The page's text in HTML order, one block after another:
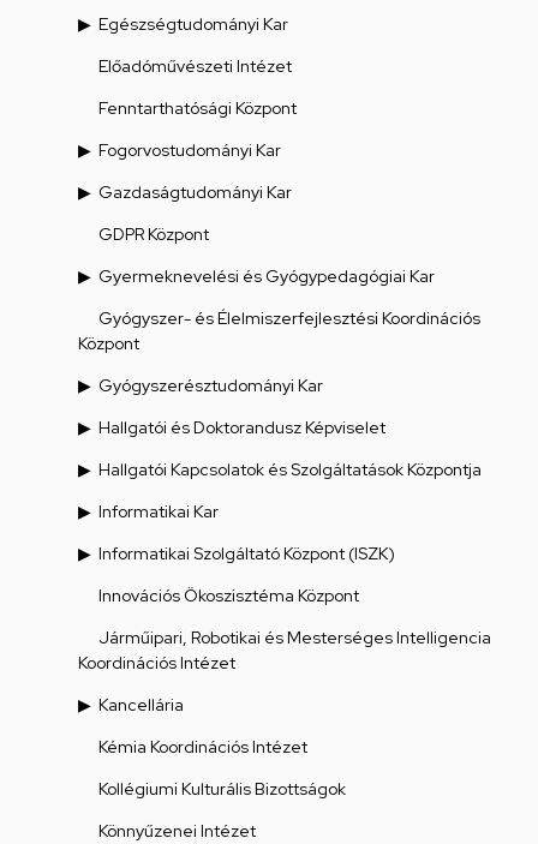
Egészségtudományi Kar
Előadóművészeti Intézet
Fenntarthatósági Központ
Fogorvostudományi Kar
Gazdaságtudományi Kar
GDPR Központ
Gyermeknevelési és Gyógypedagógiai Kar
Gyógyszer- és Élelmiszerfejlesztési Koordinációs
Központ
Gyógyszerésztudományi Kar
Hallgatói és Doktorandusz Képviselet
Hallgatói Kapcsolatok és Szolgáltatások Központja
Informatikai Kar
Informatikai Szolgáltató Központ (ISZK)
Innovációs Ökoszisztéma Központ
Járműipari, Robotikai és Mesterséges Intelligencia
Koordinációs Intézet
Kancellária
Kémia Koordinációs Intézet
Kollégiumi Kulturális Bizottságok
Könnyűzenei Intézet